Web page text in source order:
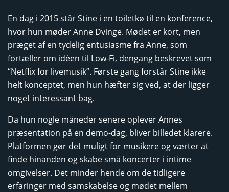
En dag i 2015 står Stine i en toiletkø til en konference,
hvor hun møder Anne Dvinge. Mødet er kort, men
præget af en tydelig entusiasme fra Anne, som
fortæller om idéen til Low-Fi, dengang beskrevet som
“Netflix for livemusik”. Første gang forstår Stine ikke
helt konceptet, men hun hæfter sig ved, at der ligger
noget interessant bag.
Da hun nogle måneder senere oplever Annes
præsentation på en demo-dag, bliver billedet klarere.
Platformen gør det muligt for musikere og værter at
finde hinanden og skabe små koncerter i intime
omgivelser. Det minder hende om de tidligere
erfaringer med samskabelse og mødet mellem